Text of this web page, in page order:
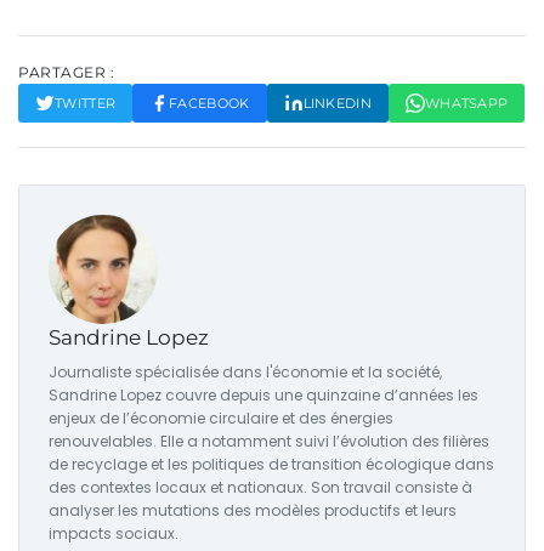
PARTAGER :
TWITTER FACEBOOK LINKEDIN WHATSAPP
Sandrine Lopez
Journaliste spécialisée dans l'économie et la société,
Sandrine Lopez couvre depuis une quinzaine d’années les
enjeux de l’économie circulaire et des énergies
renouvelables. Elle a notamment suivi l’évolution des filières
de recyclage et les politiques de transition écologique dans
des contextes locaux et nationaux. Son travail consiste à
analyser les mutations des modèles productifs et leurs
impacts sociaux.